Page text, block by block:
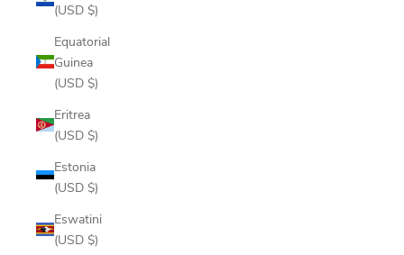
(USD $)
Equatorial
Guinea
(USD $)
Eritrea
(USD $)
Estonia
(USD $)
Eswatini
(USD $)